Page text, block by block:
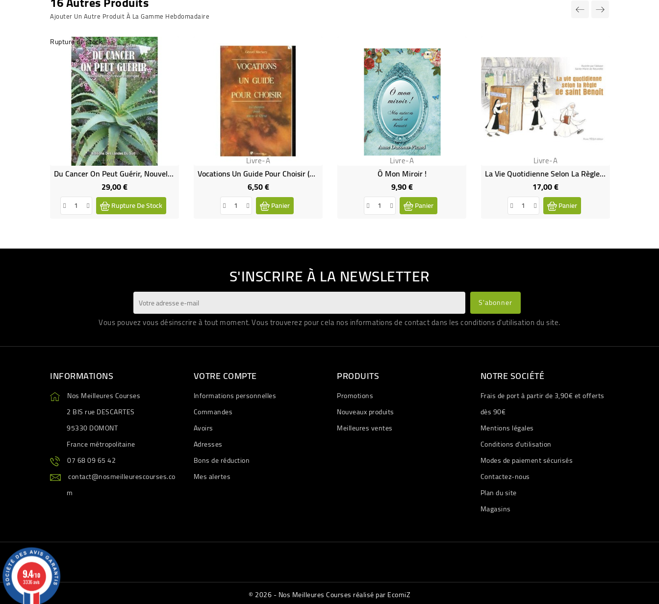
Ajouter Un Autre Produit À La Gamme Hebdomadaire
Rupture de stock
Livre-A
Du Cancer On Peut Guérir, Nouvelle Édition Revue Et Corrigée (Occasion)
29,00 €Prix
Rupture De Stock
Livre-A
Vocations Un Guide Pour Choisir (Occasion)
6,50 €Prix
Panier
Livre-A
Ô Mon Miroir !
9,90 €Prix
Panier
Livre-A
La Vie Quotidienne Selon La Règle De Saint Benoit
17,00 €Prix
Panier
S'INSCRIRE À LA NEWSLETTER
Vous pouvez vous désinscrire à tout moment. Vous trouverez pour cela nos informations de contact dans les conditions d'utilisation du site.
INFORMATIONS
Nos Meilleures Courses
2 BIS rue DESCARTES
95330 DOMONT
France métropolitaine
07 68 09 65 42
contact@nosmeilleurescourses.co
m
VOTRE COMPTE
Informations personnelles
Commandes
Avoirs
Adresses
Bons de réduction
Mes alertes
PRODUITS
Promotions
Nouveaux produits
Meilleures ventes
NOTRE SOCIÉTÉ
Frais de port à partir de 3,90€ et offerts
dès 90€
Mentions légales
Conditions d'utilisation
Modes de paiement sécurisés
Contactez-nous
Plan du site
Magasins
© 2026 - Nos Meilleures Courses réalisé par EcomiZ
9.4/10
3336 avis